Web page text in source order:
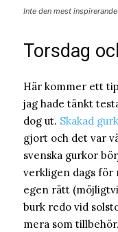
Inte den mest
Torsdag
Här kommer ett
jag hade tänkt
dog ut. Skakad
gjort och det var
svenska gurkor
verkligen dags för
egen rätt
burk redo vid
mera som tillbehör.